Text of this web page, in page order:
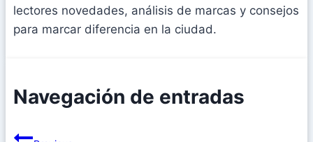
lectores novedades, análisis de marcas y consejos
para marcar diferencia en la ciudad.
Navegación de entradas